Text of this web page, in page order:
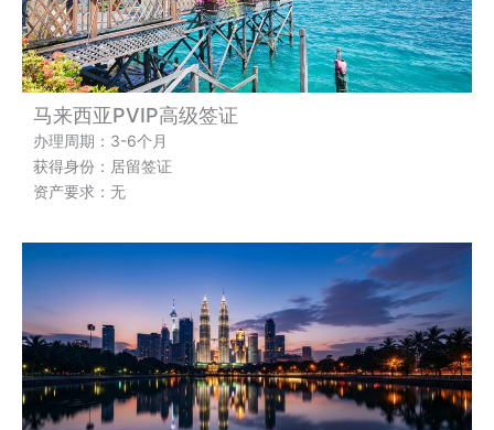
马来西亚PVIP高级签证
办理周期：3-6个月
获得身份：居留签证
资产要求：无